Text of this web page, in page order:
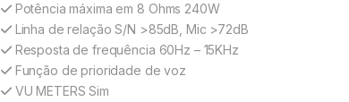
Potência máxima em 8 Ohms 240W
Linha de relação S/N >85dB, Mic >72dB
Resposta de frequência 60Hz – 15KHz
Função de prioridade de voz
VU METERS Sim